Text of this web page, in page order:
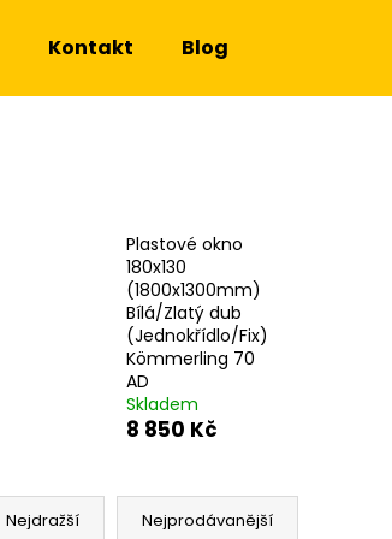
Kontakt Blog
Plastové okno
180x130
(1800x1300mm)
Bílá/Zlatý dub
(Jednokřídlo/Fix)
Kömmerling 70
AD
Skladem
8 850 Kč
Nejdražší Nejprodávanější